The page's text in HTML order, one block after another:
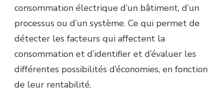
consommation électrique d’un bâtiment, d’un
processus ou d’un système. Ce qui permet de
détecter les facteurs qui affectent la
consommation et d’identifier et d’évaluer les
différentes possibilités d’économies, en fonction
de leur rentabilité.